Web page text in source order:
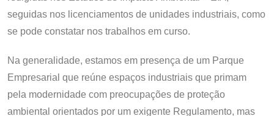
seguidas nos licenciamentos de unidades industriais, como
se pode constatar nos trabalhos em curso.
Na generalidade, estamos em presença de um Parque
Empresarial que reúne espaços industriais que primam
pela modernidade com preocupações de proteção
ambiental orientados por um exigente Regulamento, mas